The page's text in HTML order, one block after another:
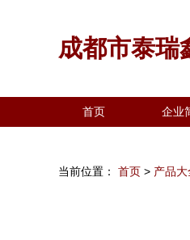
成都市泰瑞
首页 企业
当前位置： 首页 > 产品大